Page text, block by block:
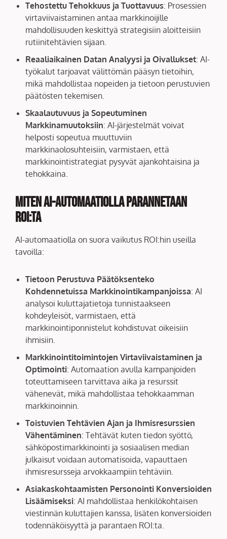
Tehostettu Tehokkuus ja Tuottavuus: Prosessien
virtaviivaistaminen antaa markkinoijille
mahdollisuuden keskittyä strategisiin aloitteisiin
rutiinitehtävien sijaan.
Reaaliaikainen Datan Analyysi ja Oivallukset: AI-
työkalut tarjoavat välittömän pääsyn tietoihin,
mikä mahdollistaa nopeiden ja tietoon perustuvien
päätösten tekemisen.
Skaalautuvuus ja Sopeutuminen
Markkinamuutoksiin: AI-järjestelmät voivat
helposti sopeutua muuttuviin
markkinaolosuhteisiin, varmistaen, että
markkinointistrategiat pysyvät ajankohtaisina ja
tehokkaina.
Miten AI-automaatiolla Parannetaan
ROI:ta
AI-automaatiolla on suora vaikutus ROI:hin useilla
tavoilla:
Tietoon Perustuva Päätöksenteko
Kohdennetuissa Markkinointikampanjoissa: AI
analysoi kuluttajatietoja tunnistaakseen
kohdeyleisöt, varmistaen, että
markkinointiponnistelut kohdistuvat oikeisiin
ihmisiin.
Markkinointitoimintojen Virtaviivaistaminen ja
Optimointi: Automaation avulla kampanjoiden
toteuttamiseen tarvittava aika ja resurssit
vähenevät, mikä mahdollistaa tehokkaamman
markkinoinnin.
Toistuvien Tehtävien Ajan ja Ihmisresurssien
Vähentäminen: Tehtävät kuten tiedon syöttö,
sähköpostimarkkinointi ja sosiaalisen median
julkaisut voidaan automatisoida, vapauttaen
ihmisresursseja arvokkaampiin tehtäviin.
Asiakaskohtaamisten Personointi Konversioiden
Lisäämiseksi: AI mahdollistaa henkilökohtaisen
viestinnän kuluttajien kanssa, lisäten konversioiden
todennäköisyyttä ja parantaen ROI:ta.